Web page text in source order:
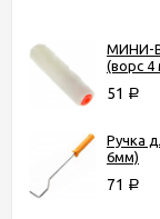
МИНИ-
(ворс 4
51 Р
Ручка
6мм)
71 Р